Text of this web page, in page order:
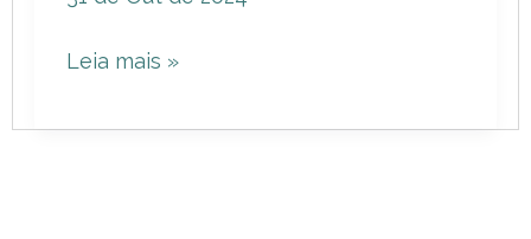
Envelhecimento
Leia mais »